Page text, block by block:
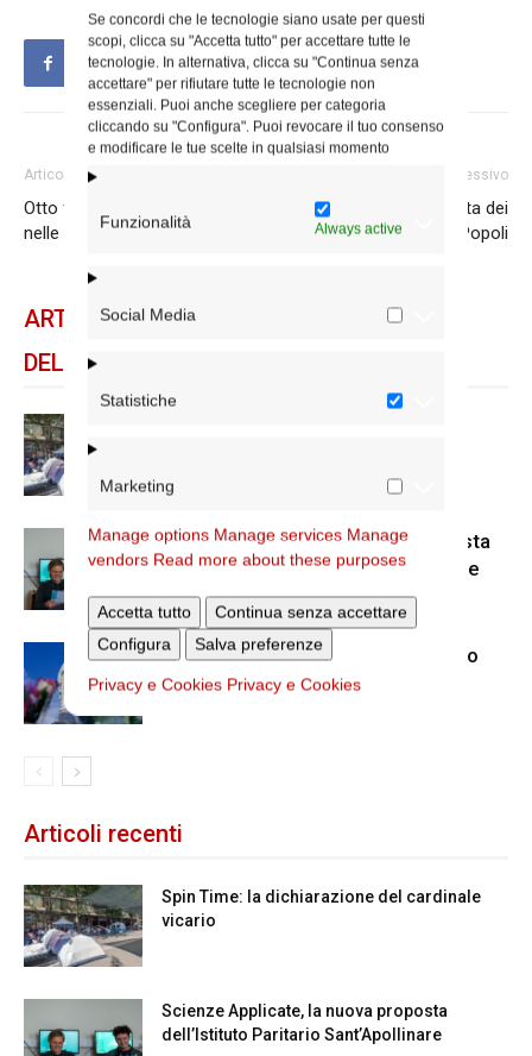
Se concordi che le tecnologie siano usate per questi
scopi, clicca su "Accetta tutto" per accettare tutte le
tecnologie. In alternativa, clicca su "Continua senza
accettare" per rifiutare tutte le tecnologie non
essenziali. Puoi anche scegliere per categoria
cliccando su "Configura". Puoi revocare il tuo consenso
e modificare le tue scelte in qualsiasi momento
Funzionalità Always active
Social Media
Statistiche
Marketing
Manage options Manage services Manage
vendors Read more about these purposes
Accetta tutto
Continua senza accettare
Configura
Salva preferenze
Privacy e Cookies Privacy e Cookies
Articolo precedente
Otto famiglie afghane ospitate
nelle parrocchie romane
Articolo successivo
A Sant’Eligio la prima Festa dei
Popoli
ARTICOLI CORRELATI
DELLO STESSO AUTORE
Scienze Applicate, la nuova proposta
dell’Istituto Paritario Sant’Apollinare
Dal 28 al 31 agosto il pellegrinaggio
diocesano a Lourdes
Articoli recenti
Spin Time: la dichiarazione del cardinale
vicario
Scienze Applicate, la nuova proposta
dell’Istituto Paritario Sant’Apollinare